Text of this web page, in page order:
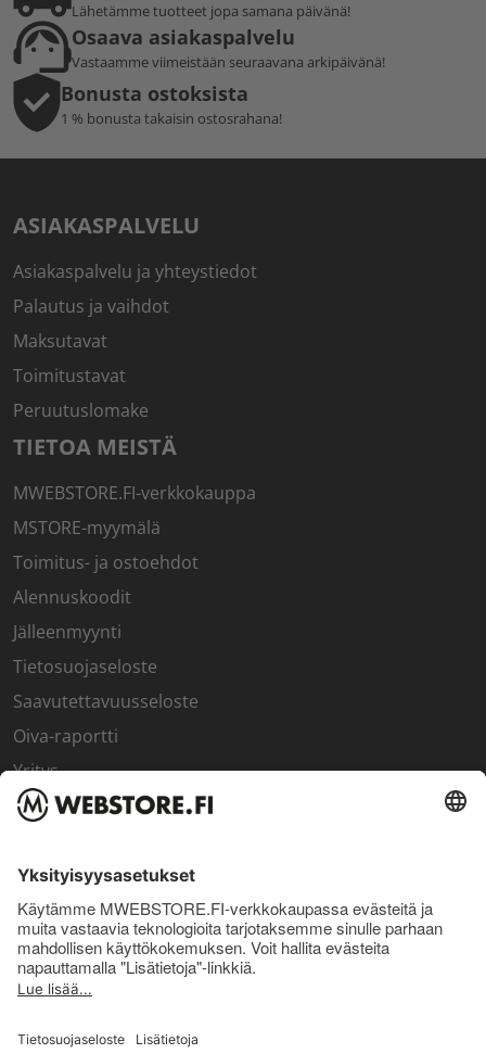
Lähetämme tuotteet jopa samana päivänä!
Osaava asiakaspalvelu
Vastaamme viimeistään seuraavana arkipäivänä!
Bonusta ostoksista
1 % bonusta takaisin ostosrahana!
ASIAKASPALVELU
Asiakaspalvelu ja yhteystiedot
Palautus ja vaihdot
Maksutavat
Toimitustavat
Peruutuslomake
TIETOA MEISTÄ
MWEBSTORE.FI-verkkokauppa
MSTORE-myymälä
Toimitus- ja ostoehdot
Alennuskoodit
Jälleenmyynti
Tietosuojaseloste
Saavutettavuusseloste
Oiva-raportti
Yritys
SISÄPIIRI
Sisäpiirin bonusohjelma
Uutiskirje
Uutiset ja artikkelit